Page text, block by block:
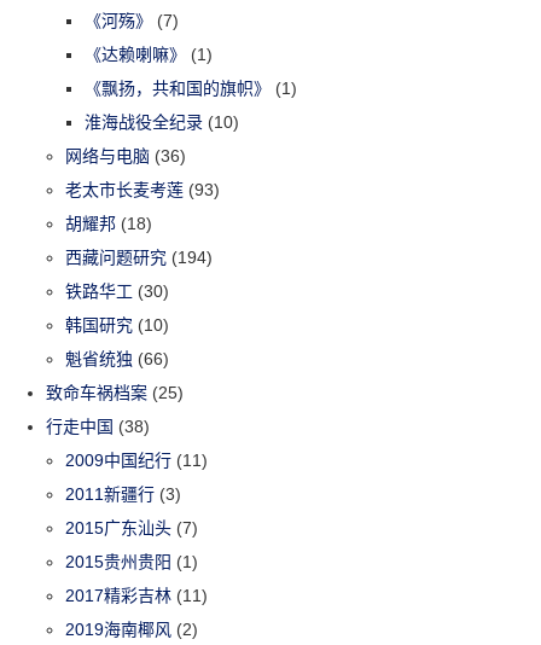
《河殇》
(7)
《达赖喇嘛》
(1)
《飘扬，共和国的旗帜》
(1)
淮海战役全纪录 (10)
网络与电脑 (36)
老太市长麦考莲 (93)
胡耀邦 (18)
西藏问题研究 (194)
铁路华工 (30)
韩国研究 (10)
魁省统独 (66)
致命车祸档案 (25)
行走中国 (38)
2009中国纪行 (11)
2011新疆行 (3)
2015广东汕头 (7)
2015贵州贵阳 (1)
2017精彩吉林 (11)
2019海南椰风 (2)